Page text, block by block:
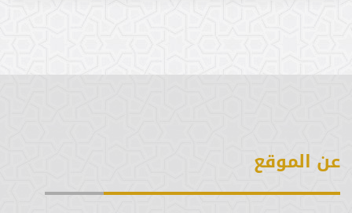
عن الموقع